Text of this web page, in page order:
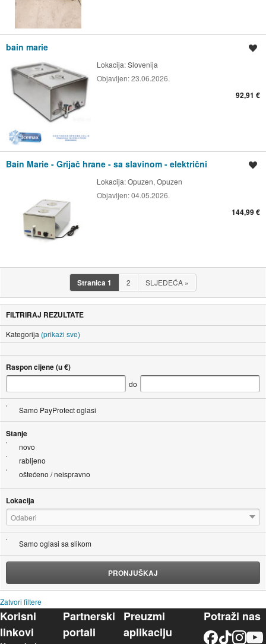
bain marie
Lokacija:Slovenija
Objavljen:23.06.2026.
92,91 €
Bain Marie - Grijač hrane - sa slavinom - električni
Lokacija:Opuzen, Opuzen
Objavljen:04.05.2026.
144,99 €
Stranica1 2 SLJEDEĆA »
FILTRIRAJ REZULTATE
Kategorija (prikaži sve)
Raspon cijene (u €)
do
Samo PayProtect oglasi
Stanje
novo
rabljeno
oštećeno / neispravno
Lokacija
Odaberi
Samo oglasi sa slikom
PRONJUŠKAJ
Zatvori filtere
Korisni
linkovi
Partnerski
portali
Preuzmi
aplikaciju
Potraži nas